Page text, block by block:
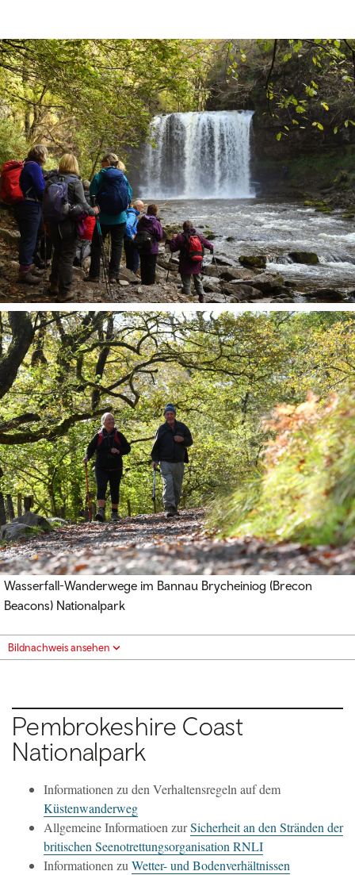
Wasserfall-Wanderwege im Bannau Brycheiniog (Brecon
Beacons) Nationalpark
Bildnachweis ansehen
Pembrokeshire Coast
Nationalpark
Informationen zu den Verhaltensregeln auf dem
Küstenwanderweg
Allgemeine Informatioen zurSicherheit an den Stränden der
britischen Seenotrettungsorganisation RNLI
Informationen zuWetter- und Bodenverhältnissen